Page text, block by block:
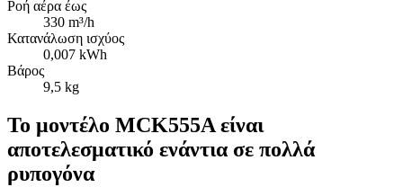
Ροή αέρα έως
330 m³/h
Κατανάλωση ισχύος
0,007 kWh
Βάρος
9,5 kg
Το μοντέλο MCK555A είναι
αποτελεσματικό ενάντια σε πολλά
ρυπογόνα